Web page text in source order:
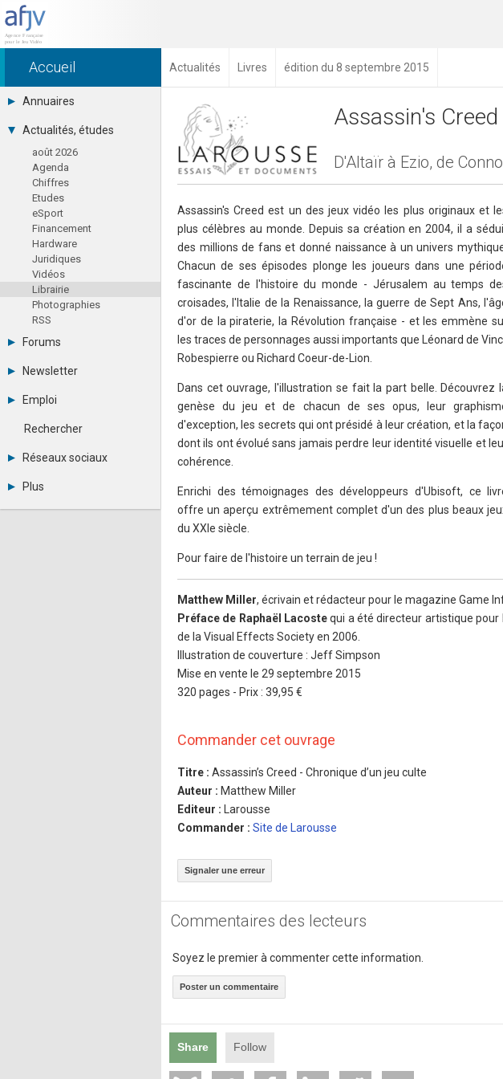
Accueil Actualités Livres édition du 8 septembre 2015
Annuaires
Toutes les sociétés (691)
Studios (418)
Editeurs (49)
Distributeurs (16)
Hard. / Accessoires (10)
Middlewares (15)
Prestataires (99)
Assoc. / Syndicats (21)
Formations / Ecoles (46)
Presse spécialisée (17)
Actualités, études
août 2026
Agenda
Chiffres
Etudes
eSport
Financement
Hardware
Juridiques
Vidéos
Librairie
Photographies
RSS
Forums
Tous les forums
Se connecter
Messages privés
Contacter un modérateur
Newsletter
Archives
Abonnement
Emploi
Consulter les annonces
Observatoire de l'emploi
Rechercher
Réseaux sociaux
LinkedIn
Plus
Annonceurs
Assassin's
D'Altaïr à Ezio, de
Assassin's Creed est un des jeux vidéo les plus originaux et
plus célèbres au monde. Depuis sa création en 2004, il a
des millions de fans et donné naissance à un univers
Chacun de ses épisodes plonge les joueurs dans une
fascinante de l'histoire du monde - Jérusalem au temps
croisades, l'Italie de la Renaissance, la guerre de Sept Ans,
d'or de la piraterie, la Révolution française - et les emmène
les traces de personnages aussi importants que Léonard de
Robespierre ou Richard Coeur-de-Lion.
Dans cet ouvrage, l'illustration se fait la part belle. Découvrez
genèse du jeu et de chacun de ses opus, leur
d'exception, les secrets qui ont présidé à leur création, et la
dont ils ont évolué sans jamais perdre leur identité visuelle et
cohérence.
Enrichi des témoignages des développeurs d'Ubisoft, ce
offre un aperçu extrêmement complet d'un des plus beaux
du XXIe siècle.
Pour faire de l'histoire un terrain de jeu !
Matthew Miller, écrivain et rédacteur pour le magazine Game
Préface de Raphaël Lacostequi a été directeur artistique pour
de la Visual Effects Society en 2006.
Illustration de couverture : Jeff Simpson
Mise en vente le 29 septembre 2015
320 pages - Prix : 39,95 €
Commander cet ouvrage
Titre : Assassin’s Creed - Chronique d’un jeu culte
Auteur : Matthew Miller
Editeur :
Larousse
Commander : Site de Larousse
Signaler une erreur
Commentaires des lecteurs
Soyez le premier à commenter cette information.
Poster un commentaire
Share Follow